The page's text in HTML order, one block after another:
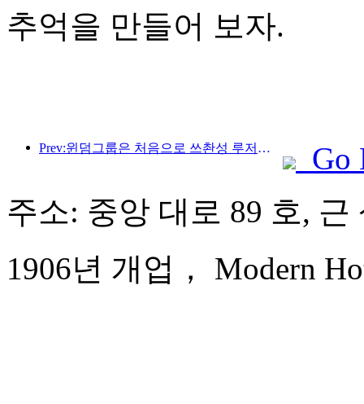
추억을 만들어 보자.
Prev:윈덤그룹은 처음으로 쓰촨성 루저우 구린에 주재한다
Go
주소: 중앙 대로 89 호, 근
1906년 개업， Modern